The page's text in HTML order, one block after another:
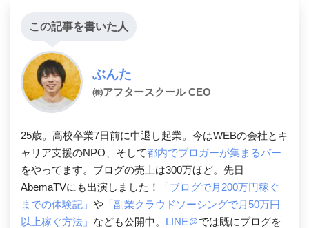
この記事を書いた人
ぶんた
㈱アフタースクール CEO
25歳。高校卒業7日前に中退し起業。今はWEBの会社とキ
ャリア支援のNPO、そして都内でブロガーが集まるバー
をやってます。ブログの売上は300万ほど。先日
AbemaTVにも出演しました！
「ブログで月200万円稼ぐ
までの体験記」 や 「副業クラウドソーシングで月50万円
以上稼ぐ方法」 なども公開中。 LINE＠では既にブログを